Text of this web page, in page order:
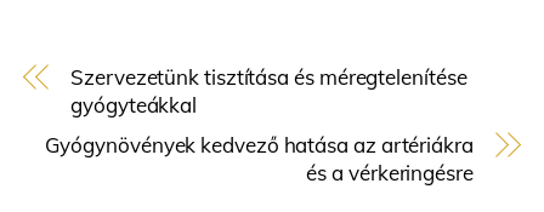
Szervezetünk tisztítása és méregtelenítése
gyógyteákkal
Gyógynövények kedvező hatása az artériákra
és a vérkeringésre